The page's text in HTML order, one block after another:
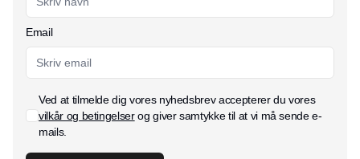
Email
Ved at tilmelde dig vores nyhedsbrev accepterer du vores
vilkår og betingelserog giver samtykke til at vi må sende e-
mails.